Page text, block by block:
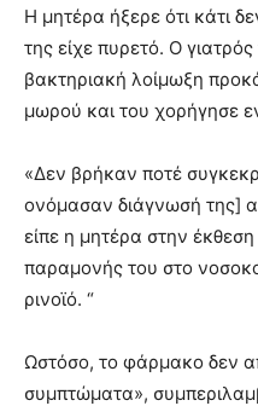
Η μητέρα ήξερε ότι κάτι
της είχε πυρετό. Ο
βακτηριακή λοίμωξη
μωρού και του χορήγησε
«Δεν βρήκαν ποτέ
ονόμασαν διάγνωσή της]
είπε η μητέρα στην
παραμονής του στο
ρινοϊό. “
Ωστόσο, το φάρμακο δεν
συμπτώματα»,